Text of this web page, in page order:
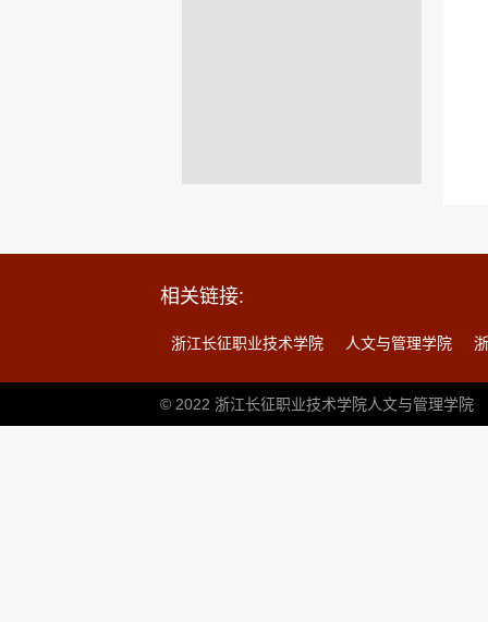
相关链接:
浙江长征职业技术学院 人文与管理学院
© 2022 浙江长征职业技术学院人文与管理学院